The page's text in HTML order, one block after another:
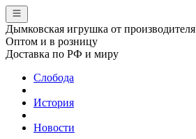
Дымковская игрушка от производителя
Оптом и в розницу
Доставка по РФ и миру
Слобода
История
Новости